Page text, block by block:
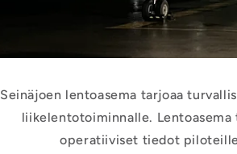
Seinäjoen lentoasema tarjoaa
liikelentotoiminnalle. Lentoasema
operatiiviset tiedot